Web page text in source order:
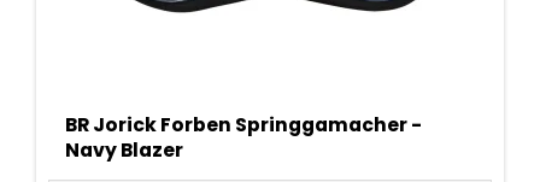
BR Jorick Forben Springgamacher -
Navy Blazer